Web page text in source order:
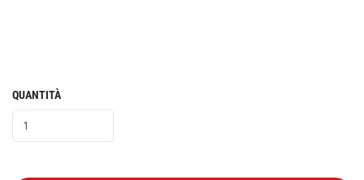
QUANTITÀ